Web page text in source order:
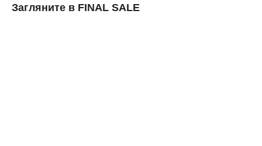
Загляните в FINAL SALE